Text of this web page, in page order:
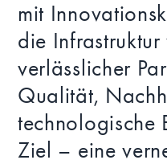
mit
die
verlässlicher
Qualität,
technologische
Ziel – eine